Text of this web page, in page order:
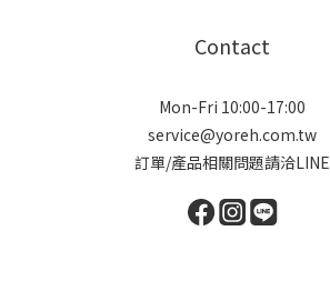
Contact
Mon-Fri 10:00-17:00
service@yoreh.com.tw
訂單/產品相關問題請洽LINE